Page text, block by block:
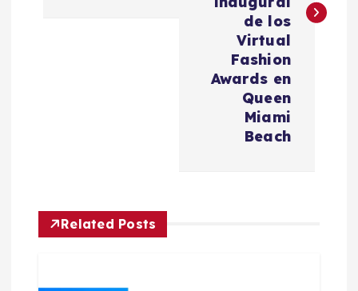
de los
Virtual
Fashion
Awards en
Queen
Miami
Beach
Related Posts